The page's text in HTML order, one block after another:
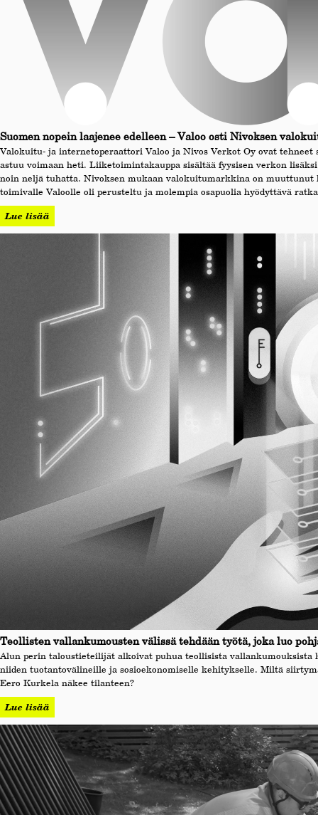
Suomen nopein laajenee edelleen – Valoo osti Nivoksen
Valokuitu- ja internetoperaattori Valoo ja Nivos Verkot Oy ovat
astuu voimaan heti. Liiketoimintakauppa sisältää fyysisen verkon
noin neljä tuhatta. Nivoksen mukaan valokuitumarkkina on
toimivalle Valoolle oli perusteltu ja molempia osapuolia hyödyttävä
Lue lisää
Teollisten vallankumousten välissä tehdään työtä, joka luo
Alun perin taloustieteilijät alkoivat puhua teollisista
niiden tuotantovälineille ja sosioekonomiselle kehitykselle. Miltä
Eero Kurkela näkee tilanteen?
Lue lisää